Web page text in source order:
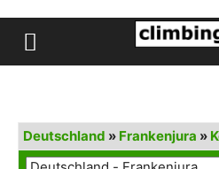
Deutschland » Frankenjura »